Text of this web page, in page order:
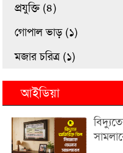
প্রযুক্তি (৪)
গোপাল ভাড় (১)
মজার চরিত্র (১)
আইডিয়া